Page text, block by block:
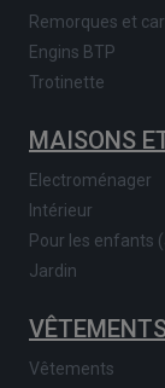
Remorques et
Engins BTP
Trotinette
MAISONS
Electroménager
Intérieur
Pour les enfants
Jardin
Vêtements